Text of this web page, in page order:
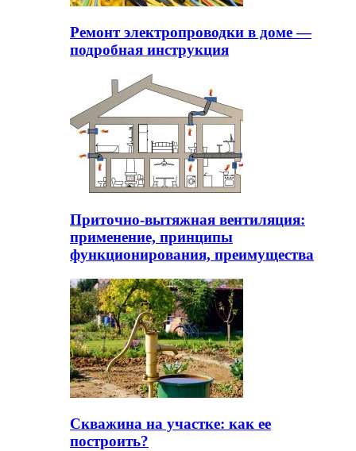
Ремонт электропроводки в доме —
подробная инструкция
Приточно-вытяжная вентиляция:
применение, принципы
функционирования, преимущества
Скважина на участке: как ее
построить?